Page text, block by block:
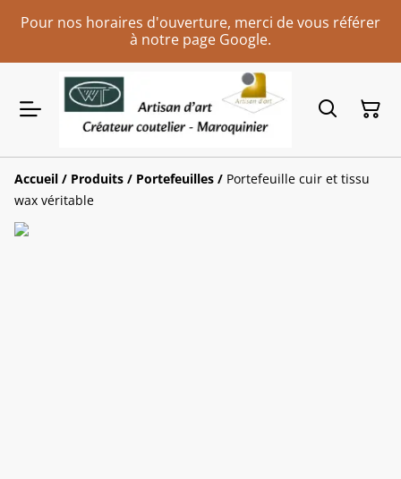
Pour nos horaires d'ouverture, merci de vous référer
à notre page Google.
Accueil / Produits / Portefeuilles / Portefeuille cuir et tissu
wax véritable